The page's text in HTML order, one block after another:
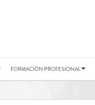
FORMACIÓN PROFESIONAL